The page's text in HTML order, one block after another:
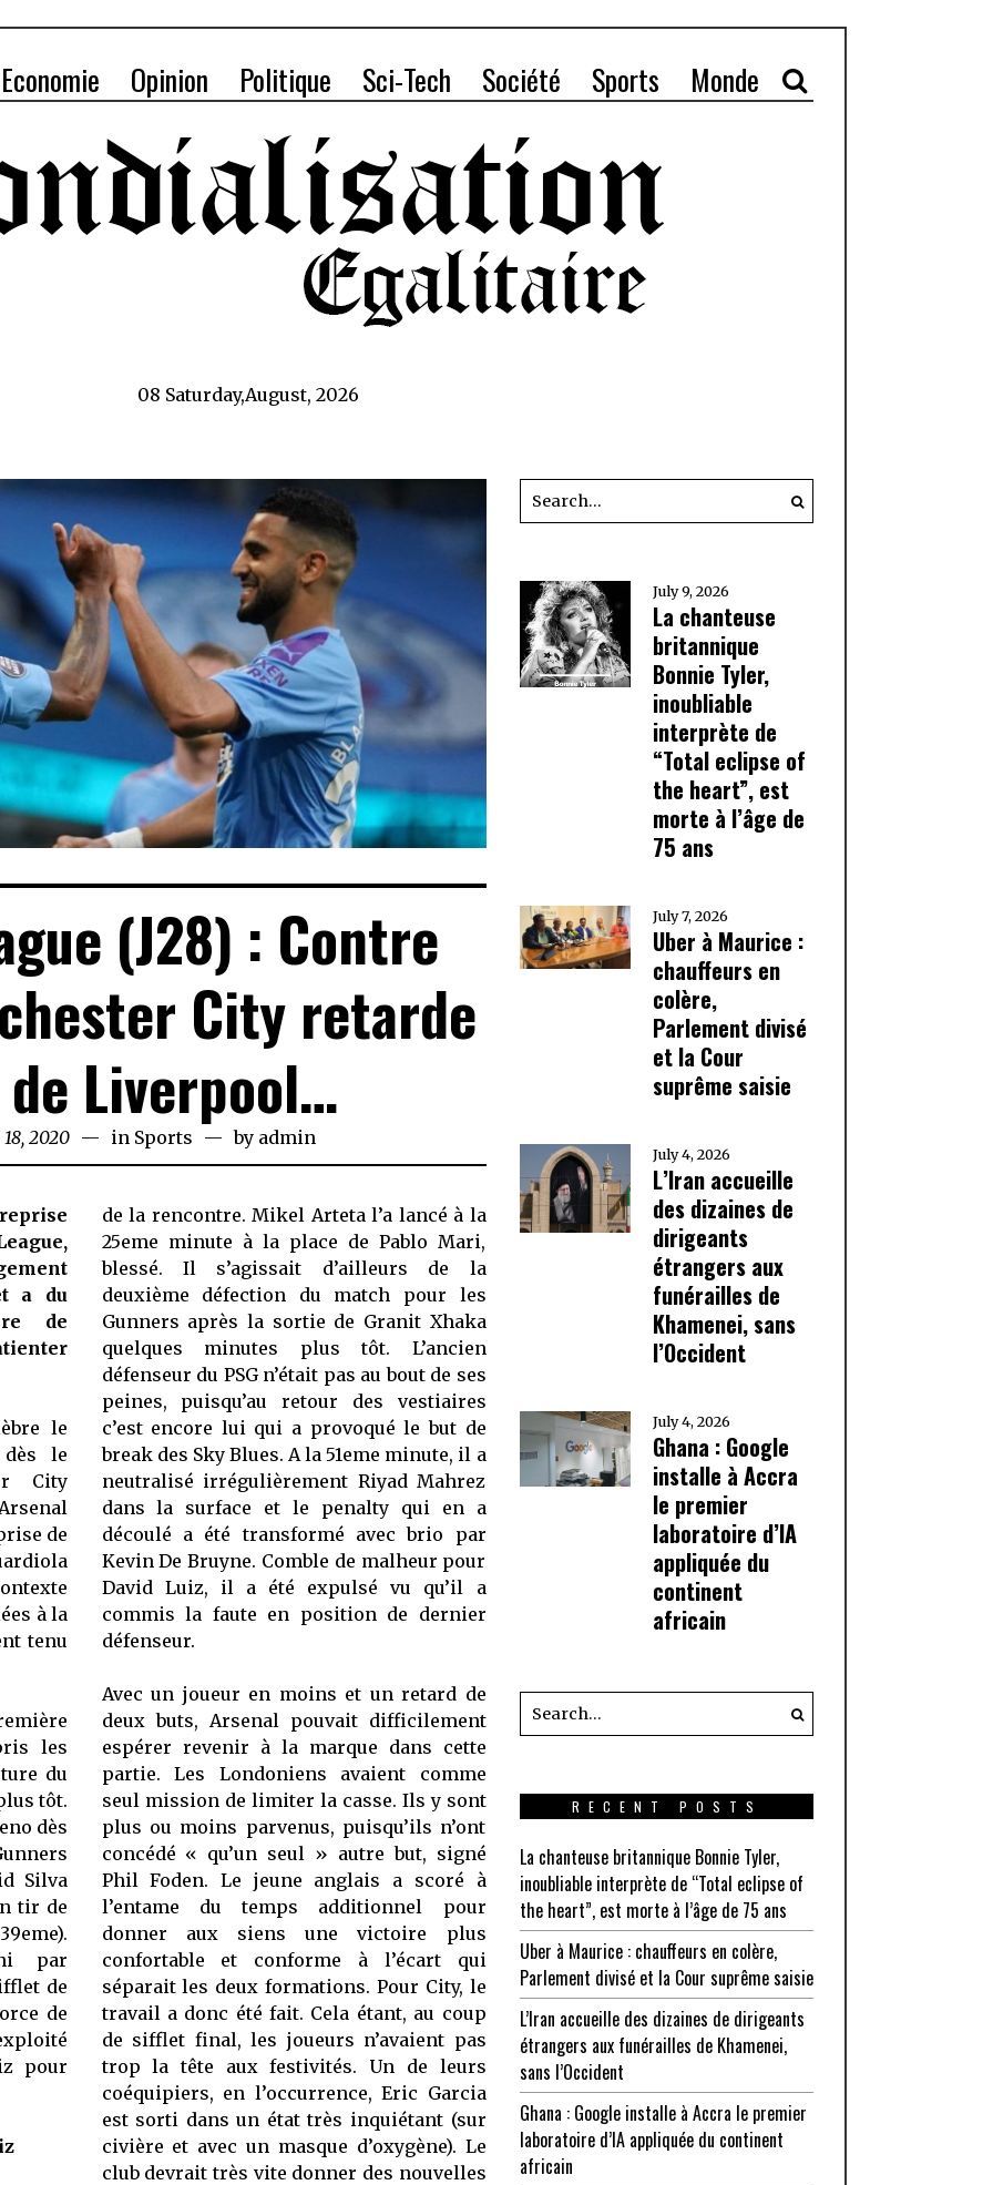
Economie Opinion Politique Sci-Tech Société Sports Monde
08 Saturday,August, 2026
(J28) : Contre
City retarde
Liverpool…
18, 2020June
18,
in Sports by admin
a du
de
le
dès le
City
de
à la
tenu
les
du
tôt.
dès
Silva
tir de
par
de
de
pour
de la rencontre. Mikel Arteta l’a lancé à la
25eme minute à la place de Pablo Mari,
blessé. Il s’agissait d’ailleurs de la
deuxième défection du match pour les
Gunners après la sortie de Granit Xhaka
quelques minutes plus tôt. L’ancien
défenseur du PSG n’était pas au bout de ses
peines, puisqu’au retour des vestiaires
c’est encore lui qui a provoqué le but de
break des Sky Blues. A la 51eme minute, il a
neutralisé irrégulièrement Riyad Mahrez
dans la surface et le penalty qui en a
découlé a été transformé avec brio par
Kevin De Bruyne. Comble de malheur pour
David Luiz, il a été expulsé vu qu’il a
commis la faute en position de dernier
défenseur.
Avec un joueur en moins et un retard de
deux buts, Arsenal pouvait difficilement
espérer revenir à la marque dans cette
partie. Les Londoniens avaient comme
seul mission de limiter la casse. Ils y sont
plus ou moins parvenus, puisqu’ils n’ont
concédé « qu’un seul » autre but, signé
Phil Foden. Le jeune anglais a scoré à
l’entame du temps additionnel pour
donner aux siens une victoire plus
confortable et conforme à l’écart qui
séparait les deux formations. Pour City, le
travail a donc été fait. Cela étant, au coup
de sifflet final, les joueurs n’avaient pas
trop la tête aux festivités. Un de leurs
coéquipiers, en l’occurrence, Eric Garcia
est sorti dans un état très inquiétant (sur
civière et avec un masque d’oxygène). Le
club devrait très vite donner des nouvelles
July 9, 2026
La chanteuse
britannique
Bonnie Tyler,
inoubliable
interprète de
“Total eclipse of
the heart”, est
morte à l’âge de
75 ans
July 7, 2026
Uber à Maurice :
chauffeurs en
colère,
Parlement divisé
et la Cour
suprême saisie
July 4, 2026
L’Iran accueille
des dizaines de
dirigeants
étrangers aux
funérailles de
Khamenei, sans
l’Occident
July 4, 2026
Ghana : Google
installe à Accra
le premier
laboratoire d’IA
appliquée du
continent
africain
RECENT POSTS
La chanteuse britannique Bonnie Tyler,
inoubliable interprète de “Total eclipse of
the heart”, est morte à l’âge de 75 ans
Uber à Maurice : chauffeurs en colère,
Parlement divisé et la Cour suprême saisie
L’Iran accueille des dizaines de dirigeants
étrangers aux funérailles de Khamenei,
sans l’Occident
Ghana : Google installe à Accra le premier
laboratoire d’IA appliquée du continent
africain